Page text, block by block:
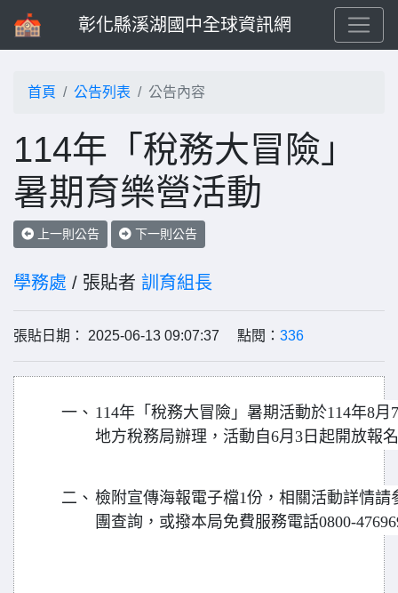
彰化縣溪湖國中全球資訊網
首頁 公告列表 公告內容
114年「稅務大冒險」
暑期育樂營活動
上一則公告 下一則公告
學務處 / 張貼者 訓育組長
張貼日期： 2025-06-13 09:07:37 點閱： 336
一、 114年「稅務大冒險」暑期活動於114年8
地方稅務局辦理，活動自6月3日起開放報
二、 檢附宣傳海報電子檔1份，相關活動詳情
團查詢，或撥本局免費服務電話0800-